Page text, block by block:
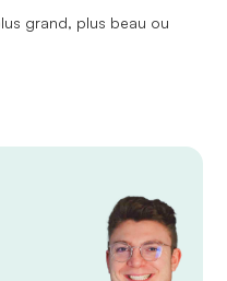
grand, plus beau ou